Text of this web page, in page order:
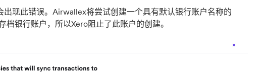
现此错误。Airwallex将尝试创建一个具有默认银行账户名称的
银行账户，所以Xero阻止了此账户的创建。